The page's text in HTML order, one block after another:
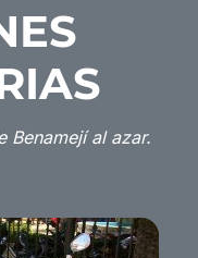
Benamejí al azar.